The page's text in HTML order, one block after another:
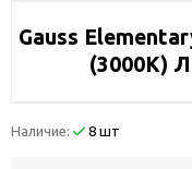
Gauss
(3000K)
Наличие: 8 шт